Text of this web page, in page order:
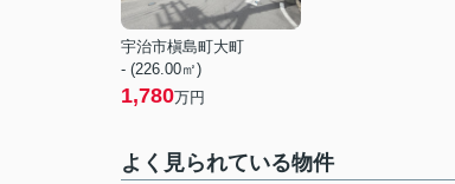
宇治市槇島町大町
- (226.00㎡)
1,780万円
よく見られている物件